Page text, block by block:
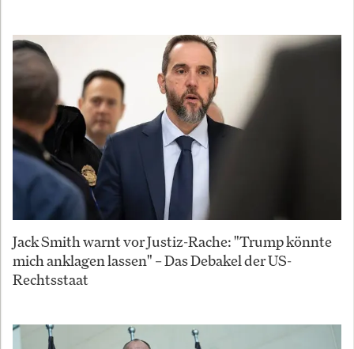
Jack Smith warnt vor Justiz-Rache: "Trump könnte
mich anklagen lassen" – Das Debakel der US-
Rechtsstaat